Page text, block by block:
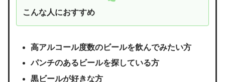
こんな人におすすめ
高アルコール度数のビールを飲んでみたい方
パンチのあるビールを探している方
黒ビールが好きな方